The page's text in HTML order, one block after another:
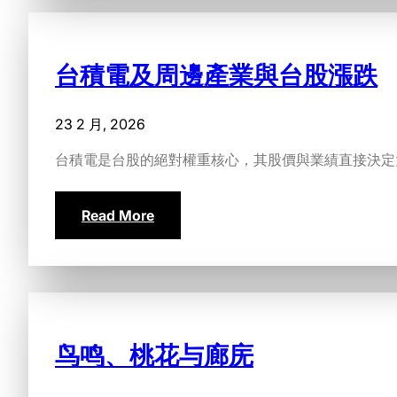
台積電及周邊產業與台股漲跌
23 2 月, 2026
台積電是台股的絕對權重核心，其股價與業績直接決
Read More
鸟鸣、桃花与廊庑